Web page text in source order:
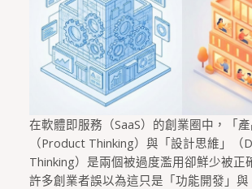
在軟體即服務（SaaS）的創業圈中，「產
（Product Thinking）與「設計思維」（
Thinking）是兩個被過度濫用卻鮮少被正
許多創業者誤以為這只是「功能開發」